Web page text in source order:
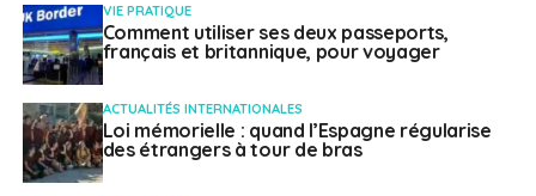
VIE PRATIQUE
Comment utiliser ses deux passeports,
français et britannique, pour voyager
ACTUALITÉS INTERNATIONALES
Loi mémorielle : quand l’Espagne régularise
des étrangers à tour de bras